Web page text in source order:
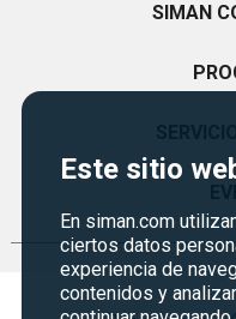
Este sitio
En siman.com
ciertos datos
experiencia de
contenidos y
SIMAN
Política de